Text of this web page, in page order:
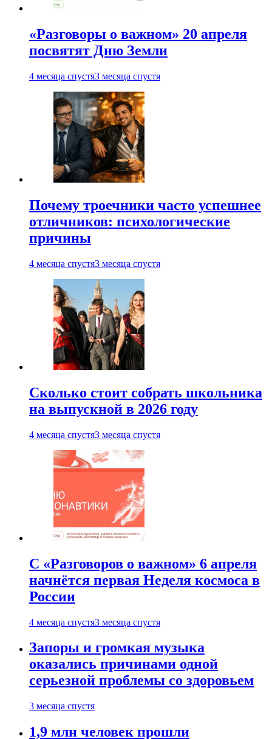
«Разговоры о важном» 20 апреля
посвятят Дню Земли
4 месяца спустя3 месяца спустя
Почему троечники часто успешнее
отличников: психологические
причины
4 месяца спустя3 месяца спустя
Сколько стоит собрать школьника
на выпускной в 2026 году
4 месяца спустя3 месяца спустя
С «Разговоров о важном» 6 апреля
начнётся первая Неделя космоса в
России
4 месяца спустя3 месяца спустя
Запоры и громкая музыка
оказались причинами одной
серьезной проблемы со здоровьем
3 месяца спустя
1,9 млн человек прошли